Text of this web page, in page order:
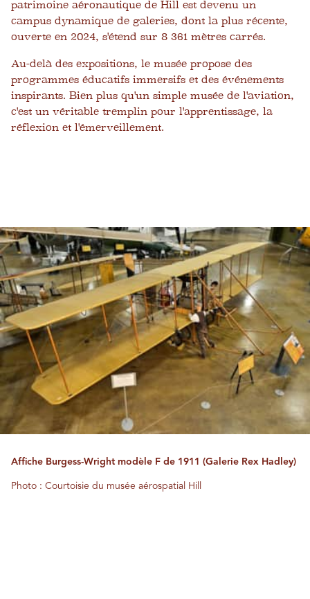
patrimoine aéronautique de Hill est devenu un
campus dynamique de galeries, dont la plus récente,
ouverte en 2024, s'étend sur 8 361 mètres carrés.
Au-delà des expositions, le musée propose des
programmes éducatifs immersifs et des événements
inspirants. Bien plus qu'un simple musée de l'aviation,
c'est un véritable tremplin pour l'apprentissage, la
réflexion et l'émerveillement.
Affiche Burgess-Wright modèle F de 1911 (Galerie Rex Hadley)
Photo : Courtoisie du musée aérospatial Hill